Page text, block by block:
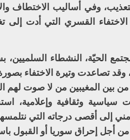
وفي أساليب الاختطاف
القسري التي أدت
الحيّة، النشطاء
وقد تصاعدت وتيرة الاختفاء
وحتى اليوم. هناك من بين المغيبين من لا
وثقافية وإعلامية،
إلى أقصى درجاته التي
أجل إحراق سوريا أو القبول